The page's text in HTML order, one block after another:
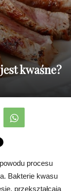
kwaśne?
procesu
Bakterie kwasu
przekształcają